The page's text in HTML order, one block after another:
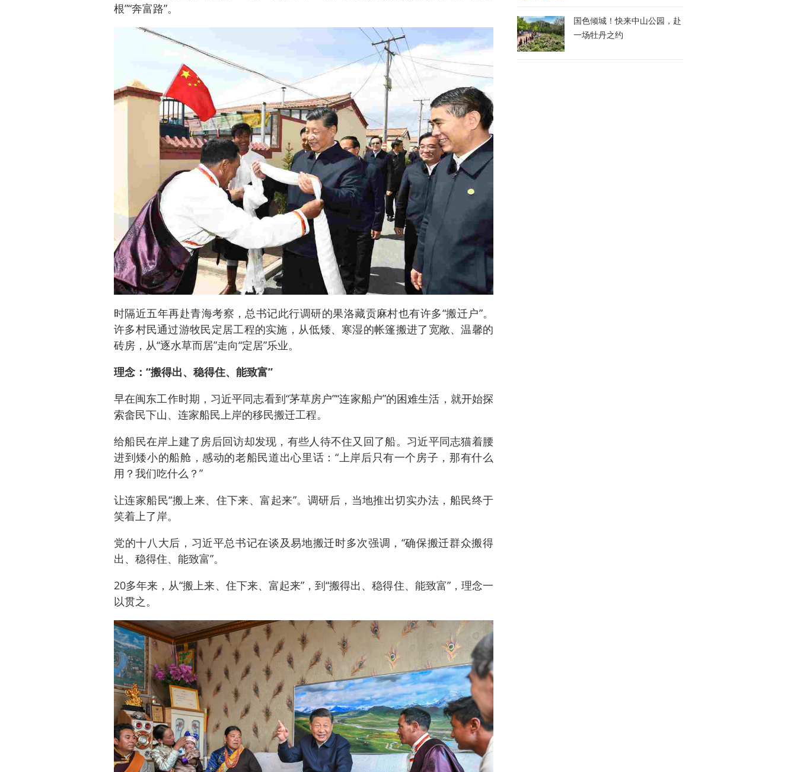
根”“奔富路”。
时隔近五年再赴青海考察，总书记此行调研的果洛藏贡麻村也有许多“搬迁户”。
许多村民通过游牧民定居工程的实施，从低矮、寒湿的帐篷搬进了宽敞、温馨的
砖房，从“逐水草而居”走向“定居”乐业。
理念：“搬得出、稳得住、能致富”
早在闽东工作时期，习近平同志看到“茅草房户”“连家船户”的困难生活，就开始探
索畲民下山、连家船民上岸的移民搬迁工程。
给船民在岸上建了房后回访却发现，有些人待不住又回了船。习近平同志猫着腰
进到矮小的船舱，感动的老船民道出心里话：“上岸后只有一个房子，那有什么
用？我们吃什么？”
让连家船民“搬上来、住下来、富起来”。调研后，当地推出切实办法，船民终于
笑着上了岸。
党的十八大后，习近平总书记在谈及易地搬迁时多次强调，“确保搬迁群众搬得
出、稳得住、能致富”。
20多年来，从“搬上来、住下来、富起来”，到“搬得出、稳得住、能致富”，理念一
以贯之。
国色倾城！快来中山公园，赴
一场牡丹之约